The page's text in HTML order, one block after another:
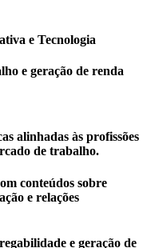
e Tecnologia
e geração de renda
alinhadas às profissões
de trabalho.
conteúdos sobre
e relações
e geração de